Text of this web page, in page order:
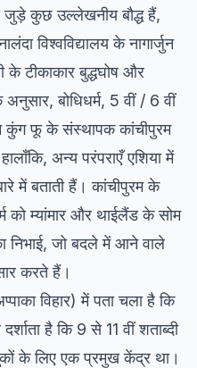
जुड़े कुछ उल्लेखनीय बौद्ध हैं,
विश्वविद्यालय के नागार्जुन
के टीकाकार बुद्धघोष और
बोधिधर्म, 5 वीं / 6 वीं
कुंग फू के संस्थापक कांचीपुरम
अन्य परंपराएँ एशिया में
में बताती हैं। कांचीपुरम के
को म्यांमार और थाईलैंड के सोम
निभाई, जो बदले में आने वाले
करते हैं।
विहार) में पता चला है कि
है कि 9 से 11 वीं शताब्दी
के लिए एक प्रमुख केंद्र था।